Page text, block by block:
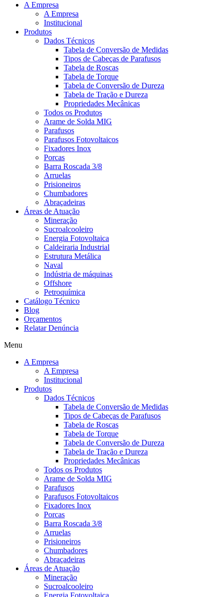
A Empresa
A Empresa
Institucional
Produtos
Dados Técnicos
Tabela de Conversão de Medidas
Tipos de Cabeças de Parafusos
Tabela de Roscas
Tabela de Torque
Tabela de Conversão de Dureza
Tabela de Tração e Dureza
Propriedades Mecânicas
Todos os Produtos
Arame de Solda MIG
Parafusos
Parafusos Fotovoltaicos
Fixadores Inox
Porcas
Barra Roscada 3/8
Arruelas
Prisioneiros
Chumbadores
Abraçadeiras
Áreas de Atuação
Mineração
Sucroalcooleiro
Energia Fotovoltaica
Caldeiraria Industrial
Estrutura Metálica
Naval
Indústria de máquinas
Offshore
Petroquímica
Catálogo Técnico
Blog
Orçamentos
Relatar Denúncia
Menu
A Empresa
A Empresa
Institucional
Produtos
Dados Técnicos
Tabela de Conversão de Medidas
Tipos de Cabeças de Parafusos
Tabela de Roscas
Tabela de Torque
Tabela de Conversão de Dureza
Tabela de Tração e Dureza
Propriedades Mecânicas
Todos os Produtos
Arame de Solda MIG
Parafusos
Parafusos Fotovoltaicos
Fixadores Inox
Porcas
Barra Roscada 3/8
Arruelas
Prisioneiros
Chumbadores
Abraçadeiras
Áreas de Atuação
Mineração
Sucroalcooleiro
Energia Fotovoltaica